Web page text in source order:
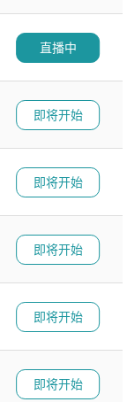
直播中
即将开始
即将开始
即将开始
即将开始
即将开始